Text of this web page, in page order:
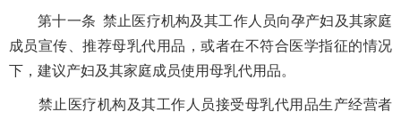
第十一条 禁止医疗机构及其工作人员向孕产妇及其家庭
成员宣传、推荐母乳代用品，或者在不符合医学指征的情况
下，建议产妇及其家庭成员使用母乳代用品。
禁止医疗机构及其工作人员接受母乳代用品生产经营者